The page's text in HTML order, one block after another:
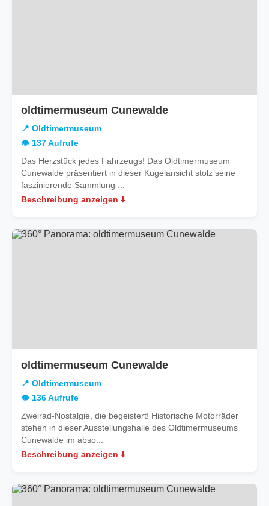
oldtimermuseum Cunewalde
📍 Oldtimermuseum
👁️ 137 Aufrufe
Das Herzstück jedes Fahrzeugs! Das Oldtimermuseum
Cunewalde präsentiert in dieser Kugelansicht stolz seine
faszinierende Sammlung ...
Beschreibung anzeigen ⬇️
oldtimermuseum Cunewalde
📍 Oldtimermuseum
👁️ 136 Aufrufe
Zweirad-Nostalgie, die begeistert! Historische Motorräder
stehen in dieser Ausstellungshalle des Oldtimermuseums
Cunewalde im abso...
Beschreibung anzeigen ⬇️